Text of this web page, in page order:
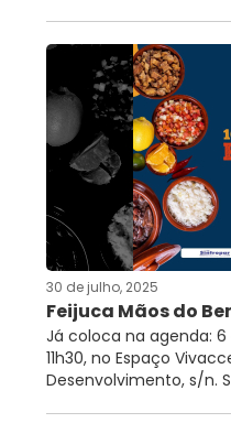
30 de julho, 2025
Feijuca Mãos do
Já coloca na agenda:
11h30, no Espaço
Desenvolvimento, s/n.